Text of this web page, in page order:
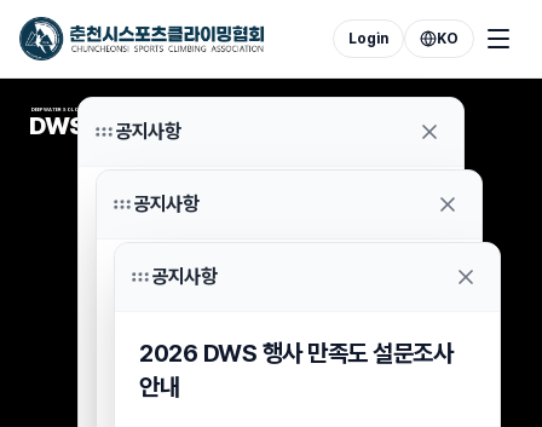
Login KO
공지사항
2026 DWS 7월 8일 우천 취소
참가자 환불 신청 안내
2026년 7월 8일 우천으로 취소된 DWS 행사
참가자 중 아직 참가비 환불을 신청하지 않으신
공지사항
2026 DWS 행사 분실물 보관 및
[2026 DWS 행사 분실물 보관 및 수령 안내]
안녕하세요.
공지사항
2026 DWS 행사 만족도 설문조사
안내
DEEP WATER SOLOING
DWS